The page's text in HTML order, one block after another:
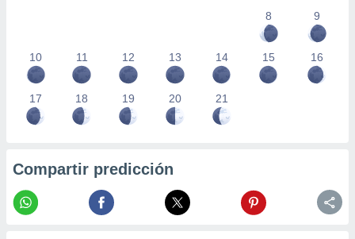
8
9
10 11 12 13 14 15 16
17 18 19 20 21
Compartir predicción